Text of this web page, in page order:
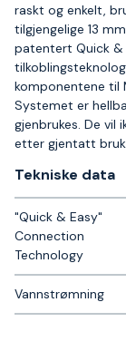
raskt og enkelt,
tilgjengelige 13
patentert Quick &
komponentene til
Systemet er
gjenbrukes. De vil
etter gjentatt bruk.
Tekniske data​
"Quick & Easy"
Connection
Technology
Vannstrømning